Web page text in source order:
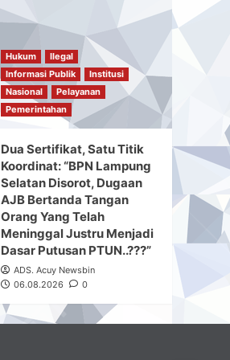
Hukum
Ilegal
Informasi Publik
Institusi
Nasional
Pelayanan
Pemerintahan
Dua Sertifikat, Satu Titik
Koordinat: “BPN Lampung
Selatan Disorot, Dugaan
AJB Bertanda Tangan
Orang Yang Telah
Meninggal Justru Menjadi
Dasar Putusan PTUN..???”
ADS. Acuy Newsbin
06.08.2026
0